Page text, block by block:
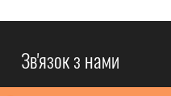
Зв'язок з нами